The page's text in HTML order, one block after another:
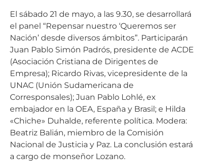
El sábado 21 de mayo, a las 9.30, se desarrollará
el panel “Repensar nuestro ‘Queremos ser
Nación’ desde diversos ámbitos”. Participarán
Juan Pablo Simón Padrós, presidente de ACDE
(Asociación Cristiana de Dirigentes de
Empresa); Ricardo Rivas, vicepresidente de la
UNAC (Unión Sudamericana de
Corresponsales); Juan Pablo Lohlé, ex
embajador en la OEA, España y Brasil; e Hilda
«Chiche» Duhalde, referente política. Modera:
Beatriz Balián, miembro de la Comisión
Nacional de Justicia y Paz. La conclusión estará
a cargo de monseñor Lozano.